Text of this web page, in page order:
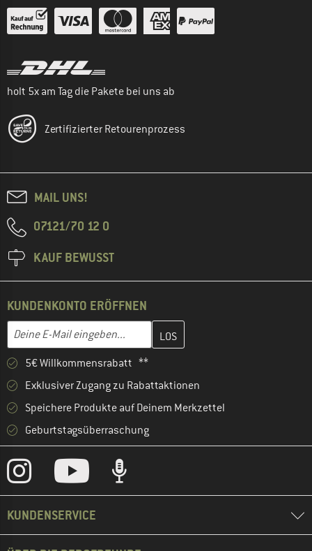
holt 5x am Tag die Pakete bei uns ab
Zertifizierter Retourenprozess
MAIL UNS!
07121/70 12 0
KAUF BEWUSST
KUNDENKONTO ERÖFFNEN
E-Mail-Adresse
Gib hier deine E-Mail-Adresse ein und erstelle im nächsten
5€ Willkommensrabatt **
Exklusiver Zugang zu Rabattaktionen
Speichere Produkte auf Deinem Merkzettel
Geburtstagsüberraschung
KUNDENSERVICE